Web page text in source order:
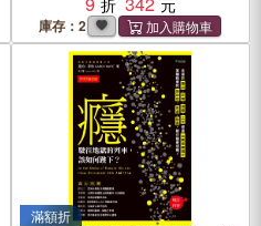
膝踝疼痛，都是神經在作怪
庫存：2
滿額折